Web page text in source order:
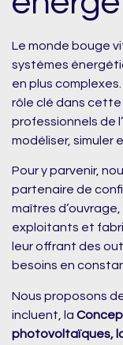
Le monde bouge
systèmes
en plus
rôle clé dans
professionnels de
modéliser, simuler
Pour y parvenir,
partenaire de
maîtres
exploitants et
leur offrant des
besoins en
Nous proposons
incluent, la
photovoltaïques, la